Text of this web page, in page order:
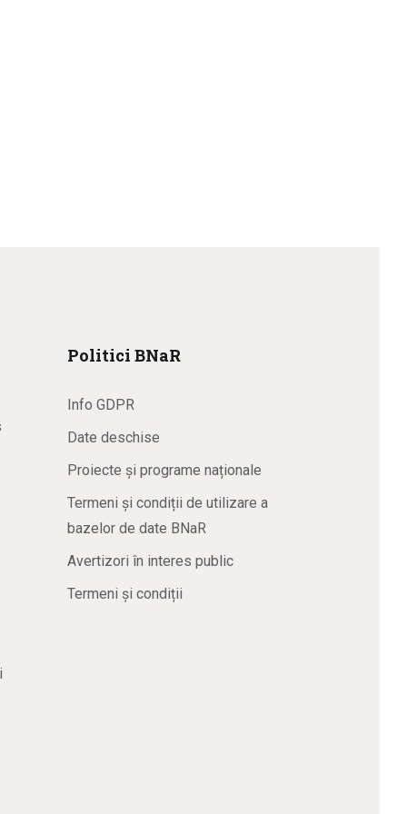
Politici BNaR
Info GDPR
Date deschise
Proiecte și programe naționale
Termeni și condiții de utilizare a
bazelor de date BNaR
Avertizori în interes public
Termeni și condiții